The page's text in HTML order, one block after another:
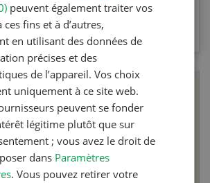
VERS LE QUIZ
peuvent également traiter vos
ces fins et à d’autres,
en utilisant des données de
précises et des
de l’appareil. Vos choix
uniquement à ce site web.
peuvent se fonder
légitime plutôt que sur
; vous avez le droit de
dans Paramètres
. Vous pouvez retirer votre